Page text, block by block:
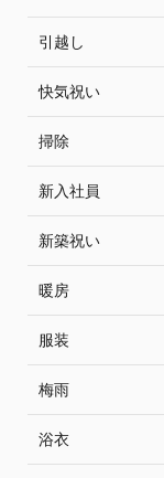
引越し
快気祝い
掃除
新入社員
新築祝い
暖房
服装
梅雨
浴衣